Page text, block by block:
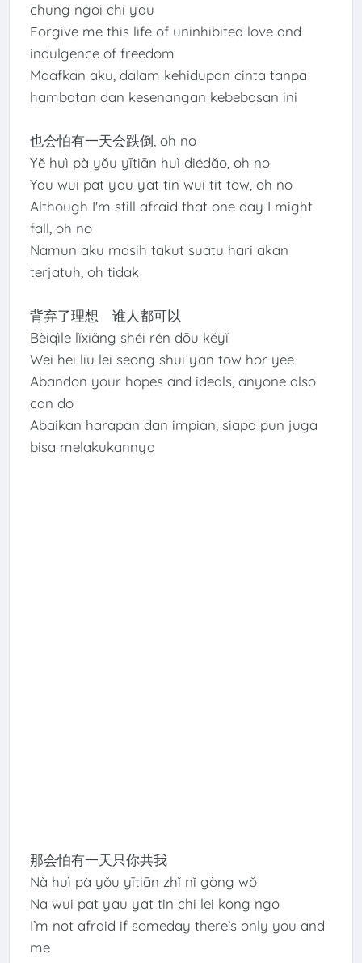
chung ngoi chi yau
Forgive me this life of uninhibited love and
indulgence of freedom
Maafkan aku, dalam kehidupan cinta tanpa
hambatan dan kesenangan kebebasan ini
也会怕有一天会跌倒, oh no
Yě huì pà yǒu yītiān huì diédǎo, oh no
Yau wui pat yau yat tin wui tit tow, oh no
Although I'm still afraid that one day I might
fall, oh no
Namun aku masih takut suatu hari akan
terjatuh, oh tidak
背弃了理想 谁人都可以
Bèiqìle lǐxiǎng shéi rén dōu kěyǐ
Wei hei liu lei seong shui yan tow hor yee
Abandon your hopes and ideals, anyone also
can do
Abaikan harapan dan impian, siapa pun juga
bisa melakukannya
那会怕有一天只你共我
Nà huì pà yǒu yītiān zhǐ nǐ gòng wǒ
Na wui pat yau yat tin chi lei kong ngo
I’m not afraid if someday there’s only you and
me